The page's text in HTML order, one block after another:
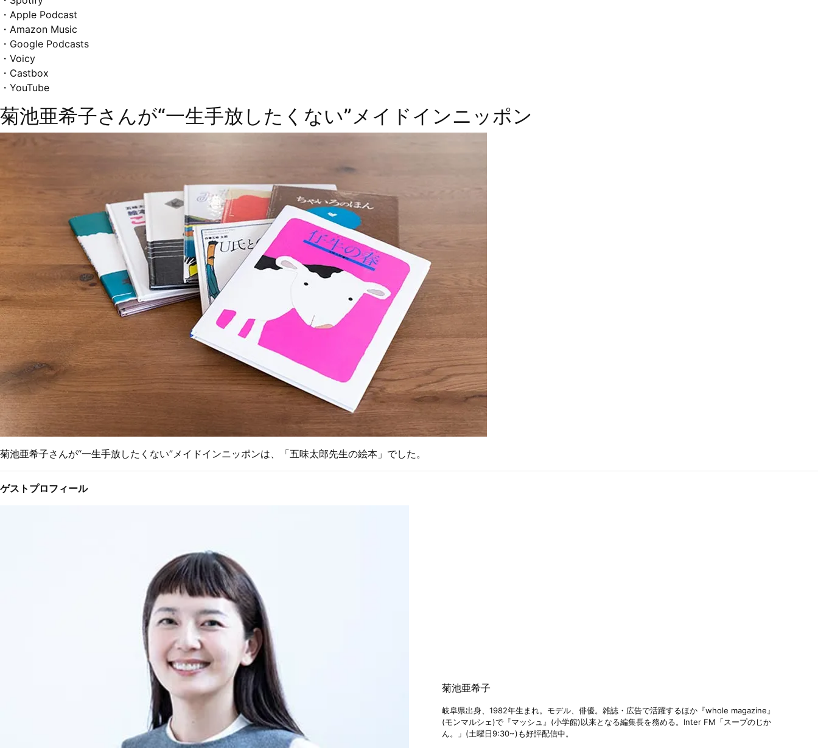
・ Apple Podcast
・ Amazon Music
・ Google Podcasts
・ Voicy
・ Castbox
・ YouTube
菊池亜希子さんが“一生手放したくない”メイドインニッポン
菊池亜希子さんが“一生手放したくない”メイドインニッポンは、「五味太郎先生の絵本」でした。
ゲストプロフィール
菊池亜希子
岐阜県出身、1982年生まれ。モデル、俳優。雑誌・広告で活躍するほか『whole magazine』
(モンマルシェ)で『マッシュ』(小学館)以来となる編集長を務める。Inter FM「スープのじか
ん。」(土曜日9:30~)も好評配信中。